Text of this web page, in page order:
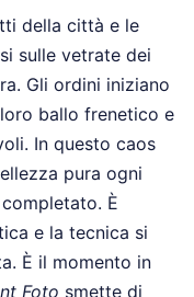
della città e le
sulle vetrate dei
Gli ordini iniziano
ballo frenetico e
In questo caos
pura ogni
È
e la tecnica si
È il momento in
Foto smette di